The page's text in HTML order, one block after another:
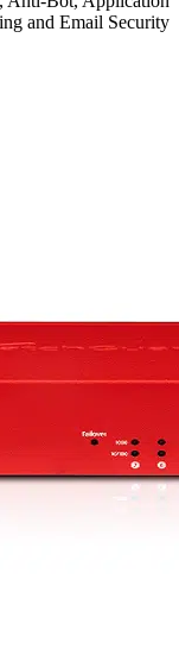
and Email Security